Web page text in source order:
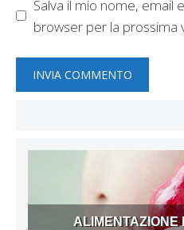
Salva il mio nome, email
browser per la prossima
ALIMENTAZIONE